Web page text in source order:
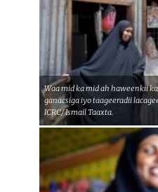
Waa mid ka mid ah haweenkii
ganacsiga iyo taageeradii
ICRC/ Ismail Taaxta.